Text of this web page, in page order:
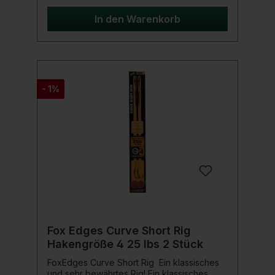
Ring Swivels sind speziell für Karpfenangler
entwickelt, die Wert auf hochwertige und
Perfekt zur Verwendung mit verschiedenen
Ringwirbel eine zuverlässige Verbindung
ohne unerwünschte Reflektionen im
Wasser.Lieferumfang10 Fox Edges Ring
Swivels
In den Warenkorb
- 1%
Fox Edges Curve Short Rig
Hakengröße 4 25 lbs 2 Stück
FoxEdges Curve Short Rig Ein klassisches